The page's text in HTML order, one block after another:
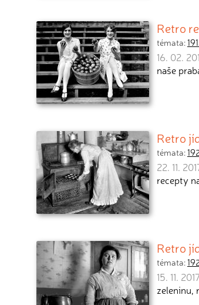
Retro
témata:
16. 02.
naše
Retro
témata:
22. 11.
recepty
Retro
témata:
15. 11.
zeleninu,